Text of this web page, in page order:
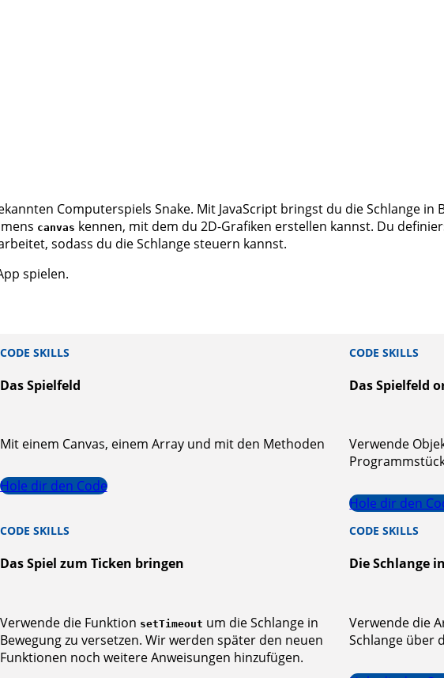
Computerspiels Snake. Mit JavaScript bringst du die Schlange in
canvas kennen, mit dem du 2D-Grafiken erstellen kannst. Du
sodass du die Schlange steuern kannst.
spielen.
CODE SKILLS
Das Spielfeld
Mit einem Canvas, einem Array und mit den Methoden
Hole dir den Code
CODE SKILLS
Das Spielfeld
Verwende
Hole dir den
CODE SKILLS
Das Spiel zum Ticken bringen
Verwende die Funktion setTimeout um die Schlange in
Bewegung zu versetzen. Wir werden später den neuen
Funktionen noch weitere Anweisungen hinzufügen.
CODE SKILLS
Die Schlange
Verwende die
Schlange über